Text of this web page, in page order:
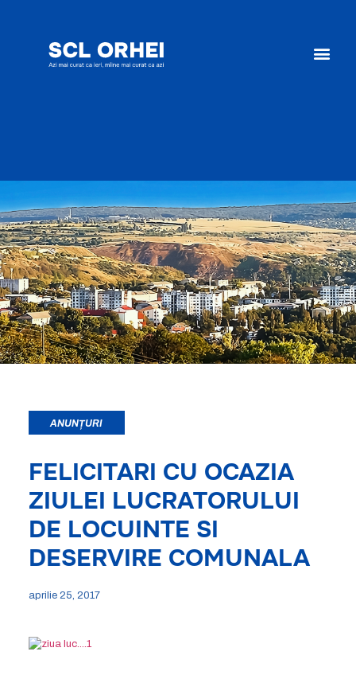
ANUNȚURI
FELICITARI CU OCAZIA
ZIULEI LUCRATORULUI
DE LOCUINTE SI
DESERVIRE COMUNALA
aprilie 25, 2017